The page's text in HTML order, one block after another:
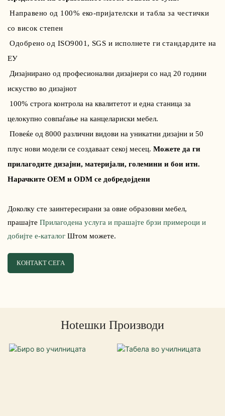
Направено од 100% еко-пријателски и табла за честички
со висок степен
Одобрено од ISO9001, SGS и исполнете ги стандардите на
ЕУ
Дизајнирано од професионални дизајнери со над 20 години
искуство во дизајнот
100% строга контрола на квалитетот и една станица за
целокупно совпаѓање на канцелариски мебел.
Повеќе од 8000 различни видови на уникатни дизајни и 50
плус нови модели се создаваат секој месец. Можете да ги
прилагодите дизајни, материјали, големини и бои итн.
Нарачките OEM и ODM се добредојдени
Доколку сте заинтересирани за овие образовни мебел,
прашајте Прилагодена услуга и прашајте брзи примероци и
добијте е-каталог Штом можете.
КОНТАКТ СЕГА
Hotешки Производи